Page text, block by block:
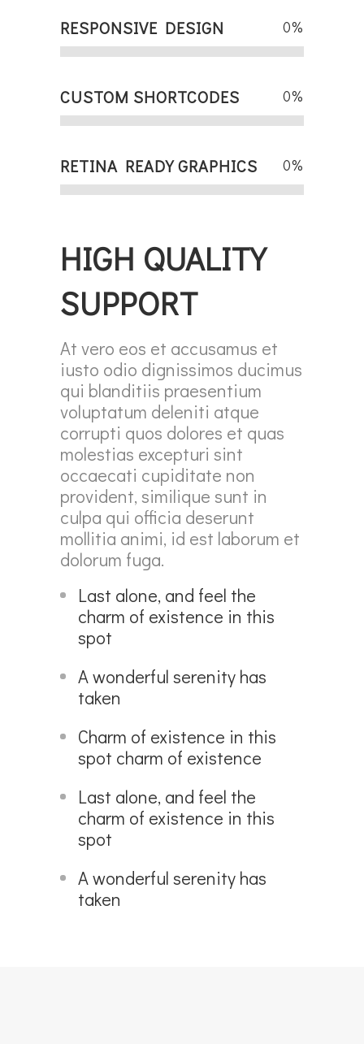
RESPONSIVE DESIGN 0%
CUSTOM SHORTCODES 0%
RETINA READY GRAPHICS 0%
HIGH QUALITY
SUPPORT
At vero eos et accusamus et
iusto odio dignissimos ducimus
qui blanditiis praesentium
voluptatum deleniti atque
corrupti quos dolores et quas
molestias excepturi sint
occaecati cupiditate non
provident, similique sunt in
culpa qui officia deserunt
mollitia animi, id est laborum et
dolorum fuga.
Last alone, and feel the
charm of existence in this
spot
A wonderful serenity has
taken
Charm of existence in this
spot charm of existence
Last alone, and feel the
charm of existence in this
spot
A wonderful serenity has
taken